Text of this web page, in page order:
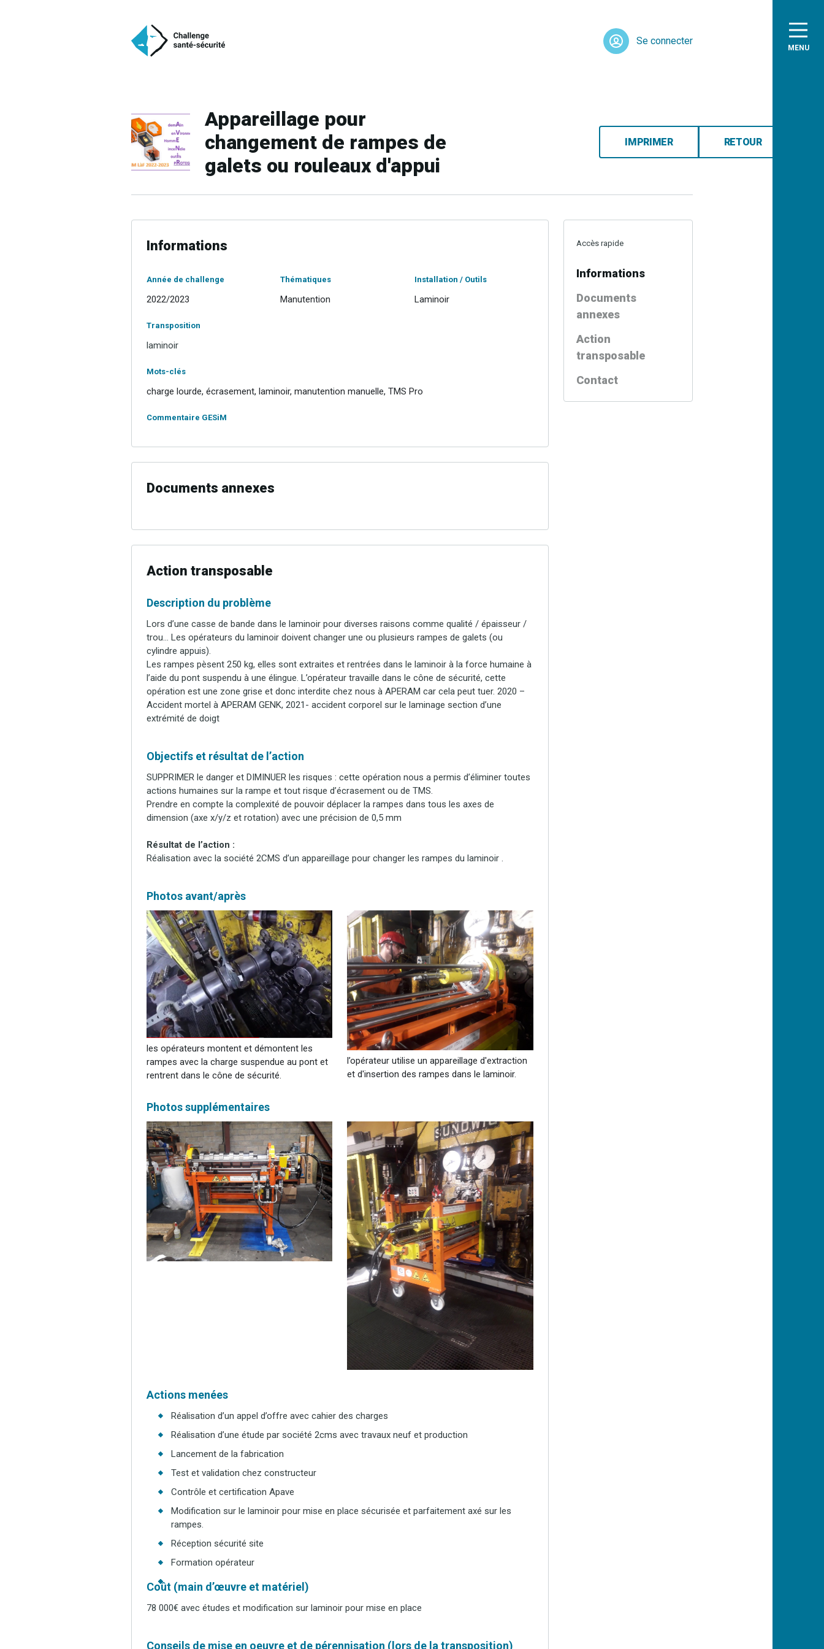
MENU
Se connecter
Appareillage pour
changement de rampes de
galets ou rouleaux d'appui
IMPRIMER RETOUR
Informations
Année de challenge
2022/2023
Thématiques
Manutention
Installation / Outils
Laminoir
Transposition
laminoir
Mots-clés
charge lourde, écrasement, laminoir, manutention manuelle, TMS Pro
Commentaire GESiM
Documents annexes
Action transposable
Description du problème
Lors d’une casse de bande dans le laminoir pour diverses raisons comme qualité / épaisseur /
trou… Les opérateurs du laminoir doivent changer une ou plusieurs rampes de galets (ou
cylindre appuis).
Les rampes pèsent 250 kg, elles sont extraites et rentrées dans le laminoir à la force humaine à
l’aide du pont suspendu à une élingue. L’opérateur travaille dans le cône de sécurité, cette
opération est une zone grise et donc interdite chez nous à APERAM car cela peut tuer. 2020 –
Accident mortel à APERAM GENK, 2021- accident corporel sur le laminage section d’une
extrémité de doigt
Objectifs et résultat de l’action
SUPPRIMER le danger et DIMINUER les risques : cette opération nous a permis d’éliminer toutes
actions humaines sur la rampe et tout risque d’écrasement ou de TMS.
Prendre en compte la complexité de pouvoir déplacer la rampes dans tous les axes de
dimension (axe x/y/z et rotation) avec une précision de 0,5 mm
Résultat de l’action :
Réalisation avec la société 2CMS d’un appareillage pour changer les rampes du laminoir .
Photos avant/après
les opérateurs montent et démontent les
rampes avec la charge suspendue au pont et
rentrent dans le cône de sécurité.
l’opérateur utilise un appareillage d'extraction
et d'insertion des rampes dans le laminoir.
Photos supplémentaires
Actions menées
Réalisation d’un appel d’offre avec cahier des charges
Réalisation d’une étude par société 2cms avec travaux neuf et production
Lancement de la fabrication
Test et validation chez constructeur
Contrôle et certification Apave
Modification sur le laminoir pour mise en place sécurisée et parfaitement axé sur les
rampes.
Réception sécurité site
Formation opérateur
Coût (main d’œuvre et matériel)
78 000€ avec études et modification sur laminoir pour mise en place
Conseils de mise en oeuvre et de pérennisation (lors de la transposition)
Accès rapide
Informations
Documents
annexes
Action
transposable
Contact